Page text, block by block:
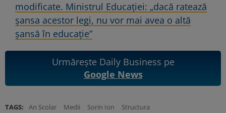
modificate. Ministrul Educației: „dacă ratează
șansa acestor legi, nu vor mai avea o altă
șansă în educație”
Urmărește Daily Business pe
Google News
TAGS: An Scolar Medii Sorin Ion Structura